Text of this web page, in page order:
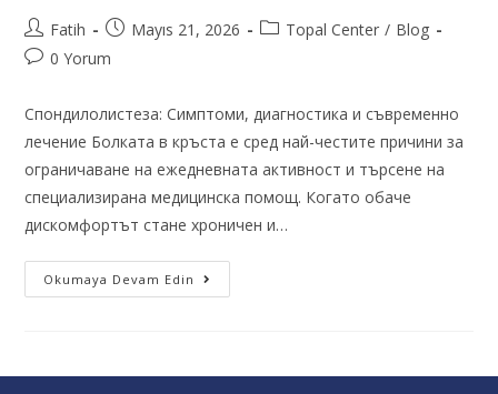
Fatih Mayıs 21, 2026 Topal Center / Blog
0 Yorum
Спондилолистеза: Симптоми, диагностика и съвременно
лечение Болката в кръста е сред най-честите причини за
ограничаване на ежедневната активност и търсене на
специализирана медицинска помощ. Когато обаче
дискомфортът стане хроничен и…
Okumaya Devam Edin